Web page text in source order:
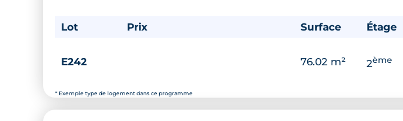
* Exemple type de logement dans ce programme
Lot Prix Surface Étage
E242 76.02 m² 2ème